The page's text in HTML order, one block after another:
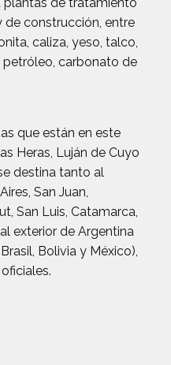
de construcción, entre
caliza, yeso, talco,
carbonato de
que están en este
Heras, Luján de Cuyo
destina tanto al
San Juan,
San Luis, Catamarca,
exterior de Argentina
Bolivia y México),